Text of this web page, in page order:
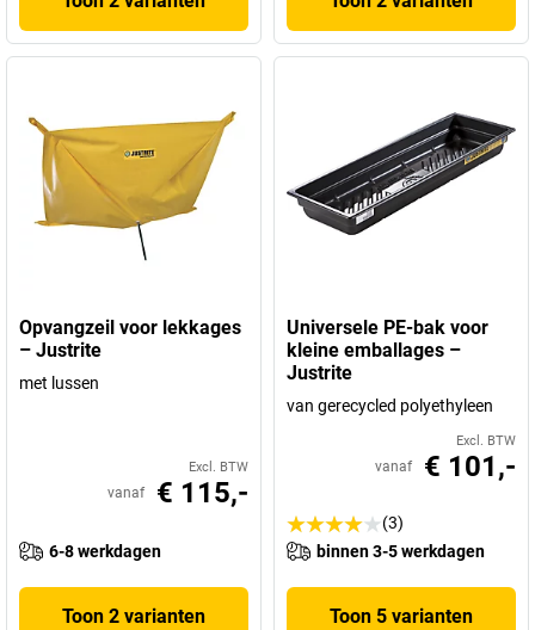
Opvangzeil voor lekkages
– Justrite
met lussen
Excl. BTW
vanaf € 115,-
6-8 werkdagen
Toon 2 varianten
Universele PE-bak voor
kleine emballages –
Justrite
van gerecycled polyethyleen
Excl. BTW
vanaf € 101,-
(3)
binnen 3-5 werkdagen
Toon 5 varianten